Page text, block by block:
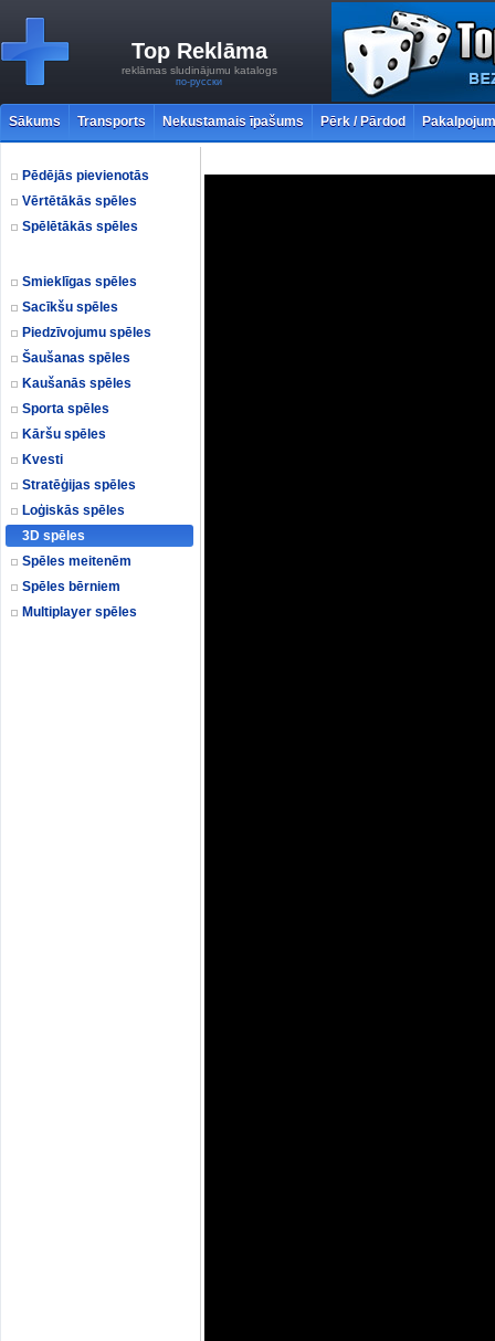
Top Reklāma
reklāmas sludinājumu katalogs
по-русски
Sākums Transports Nekustamais īpašums Pērk / Pārdod
Pēdējās pievienotās
Vērtētākās spēles
Spēlētākās spēles
Smieklīgas spēles
Sacīkšu spēles
Piedzīvojumu spēles
Šaušanas spēles
Kaušanās spēles
Sporta spēles
Kāršu spēles
Kvesti
Stratēģijas spēles
Loģiskās spēles
3D spēles
Spēles meitenēm
Spēles bērniem
Multiplayer spēles